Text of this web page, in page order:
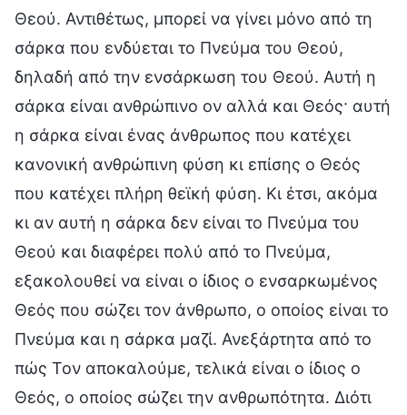
Θεού. Αντιθέτως, μπορεί να γίνει μόνο από τη
σάρκα που ενδύεται το Πνεύμα του Θεού,
δηλαδή από την ενσάρκωση του Θεού. Αυτή η
σάρκα είναι ανθρώπινο ον αλλά και Θεός· αυτή
η σάρκα είναι ένας άνθρωπος που κατέχει
κανονική ανθρώπινη φύση κι επίσης ο Θεός
που κατέχει πλήρη θεϊκή φύση. Κι έτσι, ακόμα
κι αν αυτή η σάρκα δεν είναι το Πνεύμα του
Θεού και διαφέρει πολύ από το Πνεύμα,
εξακολουθεί να είναι ο ίδιος ο ενσαρκωμένος
Θεός που σώζει τον άνθρωπο, ο οποίος είναι το
Πνεύμα και η σάρκα μαζί. Ανεξάρτητα από το
πώς Τον αποκαλούμε, τελικά είναι ο ίδιος ο
Θεός, ο οποίος σώζει την ανθρωπότητα. Διότι